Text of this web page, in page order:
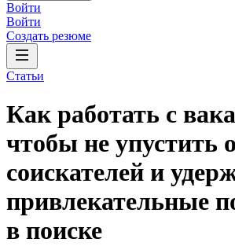
Войти
Войти
Создать резюме
Статьи
Как работать с
чтобы не упустить
соискателей и
привлекательные
в поиске